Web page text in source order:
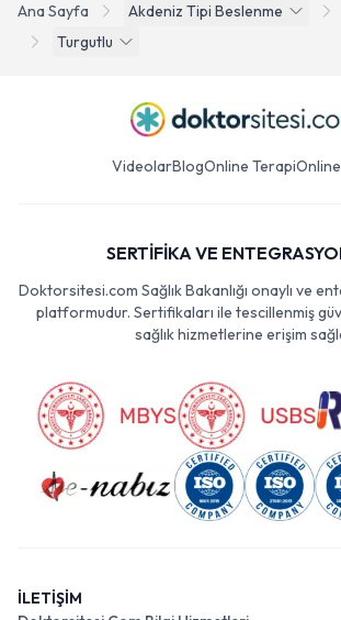
Ana Sayfa Akdeniz Tipi Beslenme
Turgutlu
VideolarBlogOnline Terapi
SERTİFİKA VE
Doktorsitesi.com Sağlık Bakanlığı onaylı ve
platformudur. Sertifikaları ile tescillenmiş
sağlık hizmetlerine erişim
İLETİŞİM